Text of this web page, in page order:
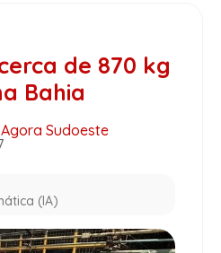
de 870 kg
Bahia
Agora Sudoeste
(IA)